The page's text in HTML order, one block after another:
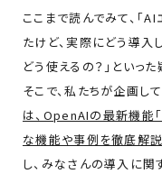
ここまで読んでみて、「
たけど、実際にどう導入
どう使えるの？」といっ
そこで、私たちが企画し
は、OpenAIの最新機能
な機能や事例を徹底解
し、みなさんの導入に関